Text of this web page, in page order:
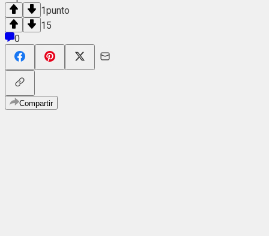
1punto
15
0
Compartir